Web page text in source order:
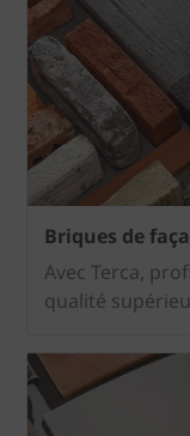
Briques de
Avec Terca,
qualité